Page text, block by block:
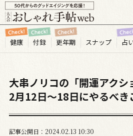
健康 付録 更年期 スナップ 占
大串ノリコの「開運アクシ
2月12日～18日にやるべき
記事公開日 2024.02 13 10:30